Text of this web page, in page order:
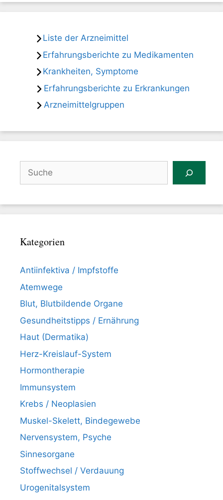
Liste der Arzneimittel
Erfahrungsberichte zu Medikamenten
Krankheiten, Symptome
Erfahrungsberichte zu Erkrankungen
Arzneimittelgruppen
Suchen
Kategorien
Antiinfektiva / Impfstoffe
Atemwege
Blut, Blutbildende Organe
Gesundheitstipps / Ernährung
Haut (Dermatika)
Herz-Kreislauf-System
Hormontherapie
Immunsystem
Krebs / Neoplasien
Muskel-Skelett, Bindegewebe
Nervensystem, Psyche
Sinnesorgane
Stoffwechsel / Verdauung
Urogenitalsystem